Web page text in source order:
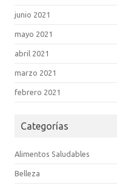
junio 2021
mayo 2021
abril 2021
marzo 2021
febrero 2021
Categorías
Alimentos Saludables
Belleza